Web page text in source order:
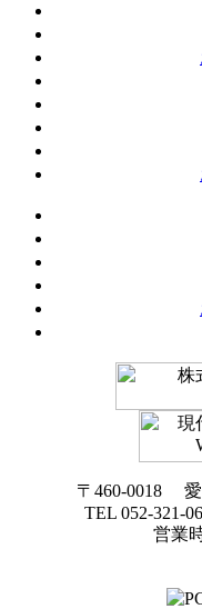
〒460-0018 愛
TEL 052-
営業